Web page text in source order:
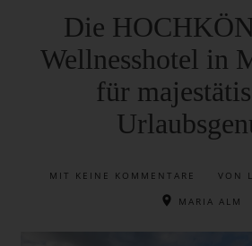
Die
Wellnesshotel in
für
MIT KEINE KOMMENTARE VON
MARIA ALM